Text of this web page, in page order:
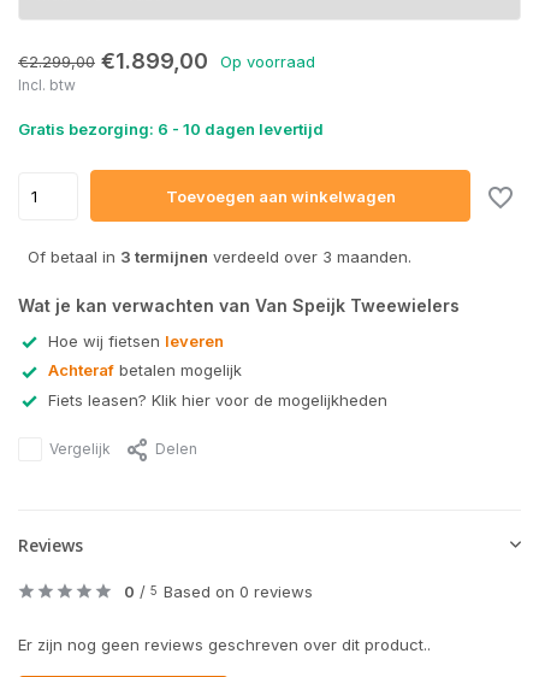
€2.299,00 €1.899,00 Op voorraad
Incl. btw
Gratis bezorging: 6 - 10 dagen levertijd
Toevoegen aan winkelwagen
Of betaal in 3 termijnen verdeeld over 3 maanden.
Wat je kan verwachten van Van Speijk Tweewielers
Hoe wij fietsen leveren
Achteraf betalen mogelijk
Fiets leasen? Klik hier voor de mogelijkheden
Vergelijk Delen
Reviews
0 / 5 Based on 0 reviews
Er zijn nog geen reviews geschreven over dit product..